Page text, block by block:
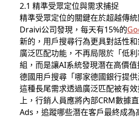
2.1 精準受眾定位與需求捕捉
精準受眾定位的關鍵在於超越傳統
Draivi公司發現，每天有15%的
新的，用戶搜尋行為更具對話性
廣泛匹配功能，不再局限於「低
組，而是讓AI系統發現潛在高價
德國用戶搜尋「哪家德國銀行提供
這種長尾需求透過廣泛匹配被有
上，行銷人員應將內部CRM數據
Ads，追蹤哪些潛在客戶最終成為